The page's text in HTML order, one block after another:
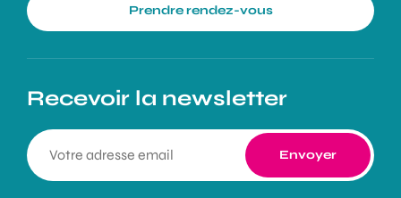
Prendre rendez-vous
Recevoir la newsletter